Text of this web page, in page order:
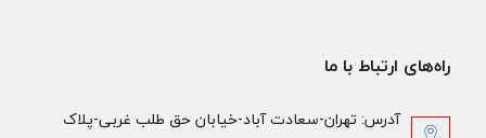
راه‌های ارتباط با ما
آدرس: تهران-سعادت آباد-خیابان حق طلب غربی-پلاک